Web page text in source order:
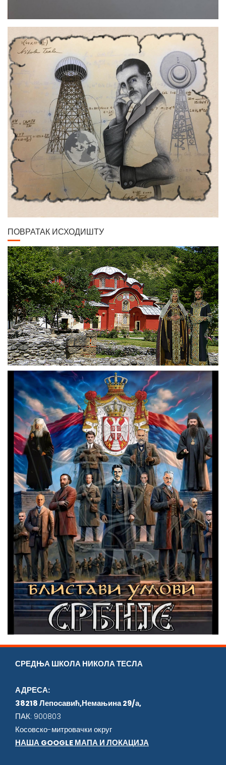
ПОВРАТАК ИСХОДИШТУ
СРЕДЊА ШКОЛА НИКОЛА ТЕСЛА
АДРЕСА:
38218 Лепосавић,Немањина 29/а,
ПАК: 900803
Косовско-митровачки округ
НАША GOOGLE МАПА И ЛОКАЦИЈА